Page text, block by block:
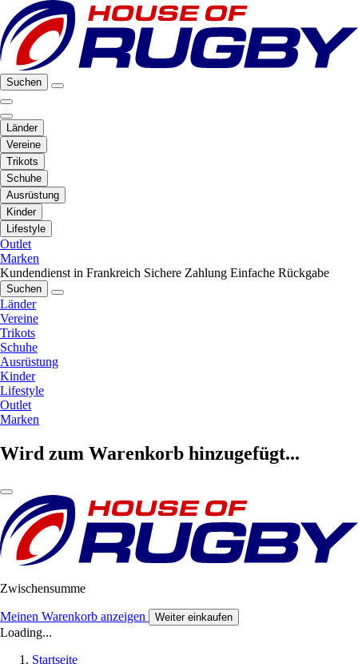
Suchen
Länder
Vereine
Trikots
Schuhe
Ausrüstung
Kinder
Lifestyle
Outlet
Marken
Kundendienst in Frankreich Sichere Zahlung Einfache Rückgabe
Suchen
Länder
Vereine
Trikots
Schuhe
Ausrüstung
Kinder
Lifestyle
Outlet
Marken
Wird zum Warenkorb hinzugefügt...
Zwischensumme
Meinen Warenkorb anzeigen Weiter einkaufen
Loading...
Startseite